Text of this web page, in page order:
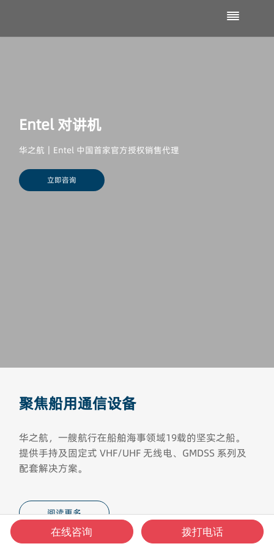
Entel 对讲机
华之航｜Entel 中国首家官方授权销售代理
立即咨询
聚焦船用通信设备
华之航，一艘航行在船舶海事领域19载的坚实之船。
提供手持及固定式 VHF/UHF 无线电、GMDSS 系列及
配套解决方案。
阅读更多
在线咨询
拨打电话